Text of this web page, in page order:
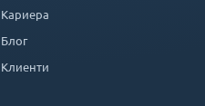
Кариера
Блог
Клиенти